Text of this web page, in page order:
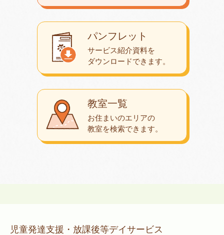
教室一覧
お住まいのエリアの
教室を検索できます。
パンフレット
サービス紹介資料を
ダウンロードできます。
児童発達支援・放課後等デイサービス